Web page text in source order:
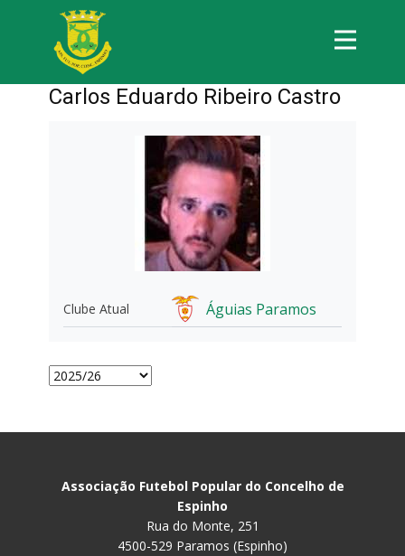
Carlos Eduardo Ribeiro Castro
Clube Atual Águias Paramos
Associação Futebol Popular do Concelho de
Espinho
Rua do Monte, 251
4500-529 Paramos (Espinho)